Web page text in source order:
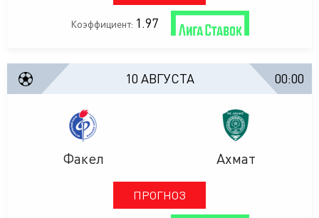
Коэффициент: 1.97
10 АВГУСТА 00:00
Факел
ПРОГНОЗ
Ахмат